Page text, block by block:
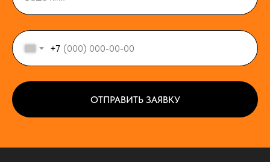
+7
ОТПРАВИТЬ ЗАЯВКУ